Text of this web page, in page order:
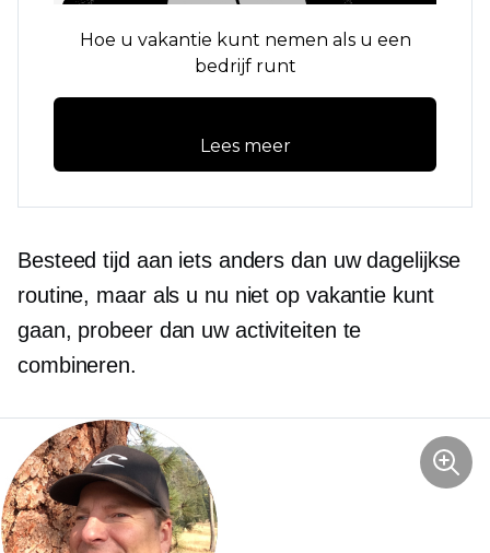
Hoe u vakantie kunt nemen als u een
bedrijf runt
Lees meer
Besteed tijd aan iets anders dan uw dagelijkse
routine, maar als u nu niet op vakantie kunt
gaan, probeer dan uw activiteiten te
combineren.